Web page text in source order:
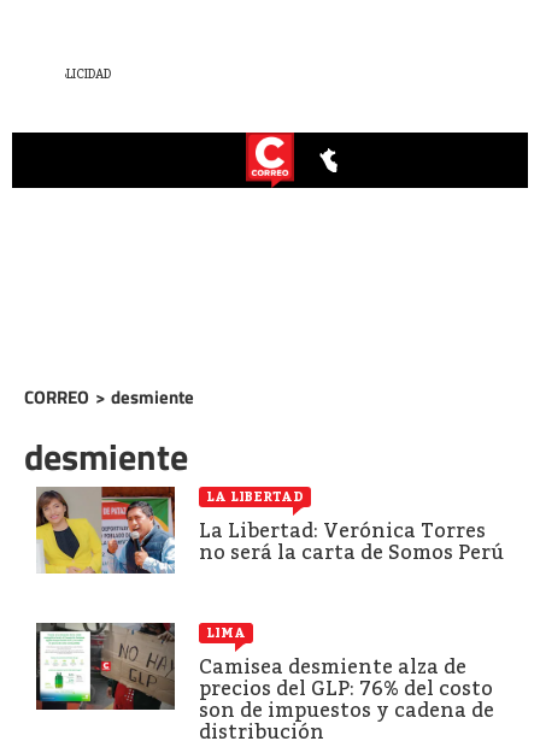
CORREO > desmiente
desmiente
LA LIBERTAD
La Libertad: Verónica Torres
no será la carta de Somos Perú
LIMA
Camisea desmiente alza de
precios del GLP: 76% del costo
son de impuestos y cadena de
distribución